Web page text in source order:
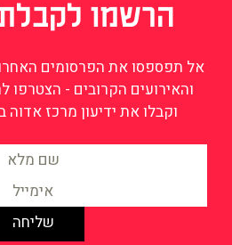
הרשמו
אל תפספסו את הפרסומים
והאירועים הקרובים - הצטרפו
וקבלו את ידיעון מרכז